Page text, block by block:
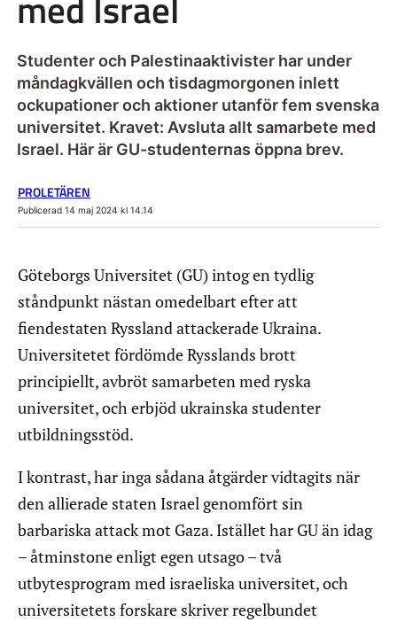
Studenter och Palestinaaktivister har under
måndagkvällen och tisdagmorgonen inlett
ockupationer och aktioner utanför fem svenska
universitet. Kravet: Avsluta allt samarbete med
Israel. Här är GU-studenternas öppna brev.
PROLETÄREN
Publicerad 14 maj 2024 kl 14.14
Göteborgs Universitet (GU) intog en tydlig
ståndpunkt nästan omedelbart efter att
fiendestaten Ryssland attackerade Ukraina.
Universitetet fördömde Rysslands brott
principiellt, avbröt samarbeten med ryska
universitet, och erbjöd ukrainska studenter
utbildningsstöd.
I kontrast, har inga sådana åtgärder vidtagits när
den allierade staten Israel genomfört sin
barbariska attack mot Gaza. Istället har GU än idag
– åtminstone enligt egen utsago – två
utbytesprogram med israeliska universitet, och
universitetets forskare skriver regelbundet